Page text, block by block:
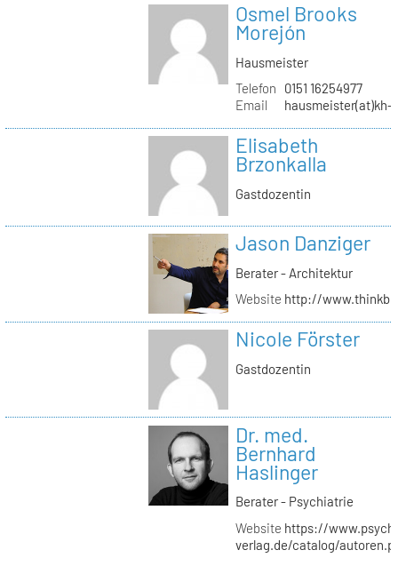
Osmel Brooks
Morejón
Hausmeister
Telefon
0151 16254977
Email
hausmeister(at)kh-
Elisabeth
Brzonkalla
Gastdozentin
Jason Danziger
Berater - Architektur
Website http://
Nicole Förster
Gastdozentin
Dr. med.
Bernhard
Haslinger
Berater - Psychiatrie
Website https://
verlag.de/catalog/